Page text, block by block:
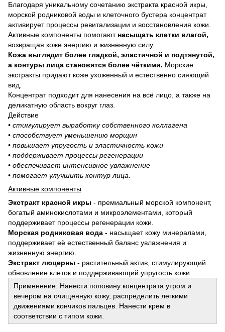
Благодаря уникальному сочетанию экстракта красной икры,
морской родниковой воды и клеточного бустера концентрат
активирует процессы ревитализации и восстановления кожи.
Активные компоненты помогают насыщать клетки влагой,
возвращая коже энергию и жизненную силу.
Кожа выглядит более гладкой, эластичной и подтянутой,
а контуры лица становятся более чёткими. Морские
экстракты придают коже ухоженный и естественно сияющий
вид.
Концентрат подходит для нанесения на всё лицо, а также на
деликатную область вокруг глаз.
Действие
• стимулирует выработку собственного коллагена
• способствует уменьшению морщин
• повышает упругость и эластичность кожи
• поддерживает процессы регенерации
• обеспечивает интенсивное увлажнение
• помогает улучшить контур лица.
Активные компоненты
Экстракт красной икры - премиальный морской компонент,
богатый аминокислотами и микроэлементами, который
поддерживает процессы регенерации кожи.
Морская родниковая вода - насыщает кожу минералами,
поддерживает её естественный баланс увлажнения и
жизненную энергию.
Экстракт люцерны - растительный актив, стимулирующий
обновление клеток и поддерживающий упругость кожи.
Применение: Нанести половину концентрата утром и
вечером на очищенную кожу, распределить легкими
движениями кончиков пальцев. Нанести крем в
соответствии с типом кожи.